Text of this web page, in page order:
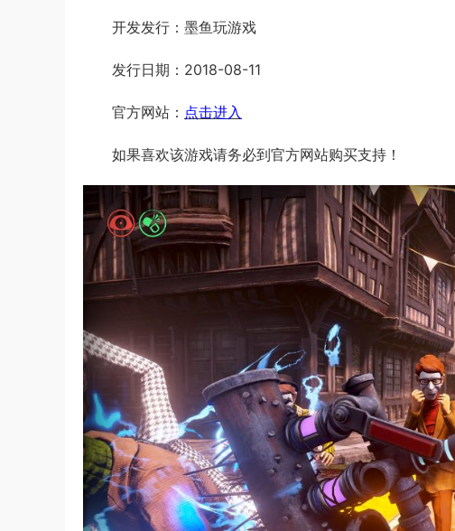
开发发行：墨鱼玩游戏
发行日期：2018-08-11
官方网站： 点击进入
如果喜欢该游戏请务必到官方网站购买支持！